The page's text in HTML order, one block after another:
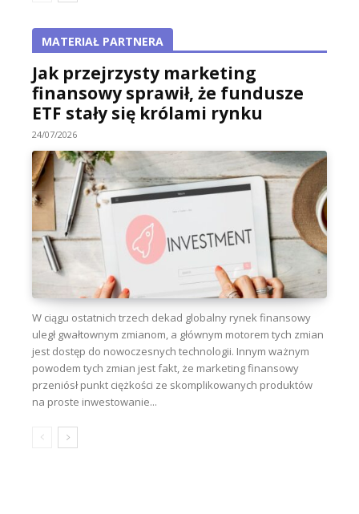
MATERIAŁ PARTNERA
Jak przejrzysty marketing
finansowy sprawił, że fundusze
ETF stały się królami rynku
24/07/2026
W ciągu ostatnich trzech dekad globalny rynek finansowy
uległ gwałtownym zmianom, a głównym motorem tych zmian
jest dostęp do nowoczesnych technologii. Innym ważnym
powodem tych zmian jest fakt, że marketing finansowy
przeniósł punkt ciężkości ze skomplikowanych produktów
na proste inwestowanie...